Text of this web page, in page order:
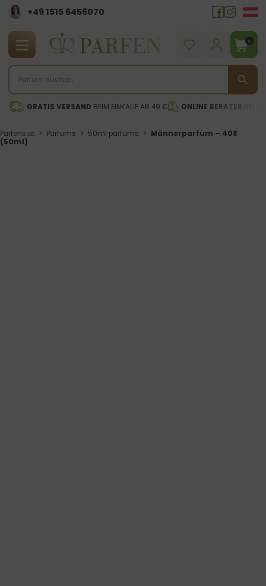
+49 1515 6456070
0
GRATIS VERSAND BEIM EINKAUF AB 49 € ONLINE BERATER
Parfens.at > Parfums > 50ml parfums > Männerparfum – 408
(50ml)